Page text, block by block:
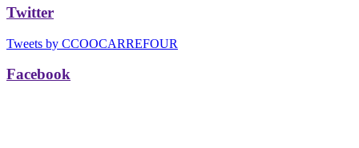
Twitter
Tweets by CCOOCARREFOUR
Facebook